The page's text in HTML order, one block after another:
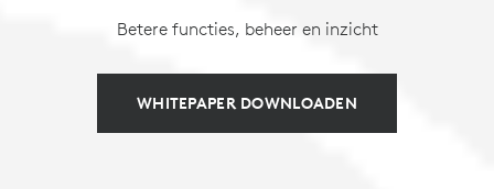
Betere functies, beheer en inzicht
WHITEPAPER DOWNLOADEN